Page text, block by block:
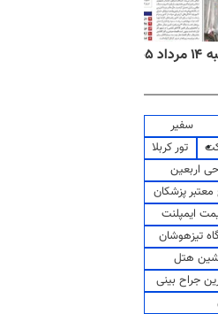
سفیر
تور کربلا
اربعین
پزشکان
ایمپلنت
تیزهوشان
هتل
جراح بینی